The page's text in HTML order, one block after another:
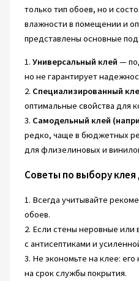
только тип обоев, но и
влажности в помещении и
представлены основные
1. Универсальный клей —
но не гарантирует
2. Специализированный
оптимальные свойства для
3. Самодельный клей
редко, чаще в бюджетных
для флизелиновых и
Советы по выбору клея
1. Всегда учитывайте
обоев.
2. Если стены неровные
с антисептиками и
3. Не экономьте на клее:
на срок службы покрытия.